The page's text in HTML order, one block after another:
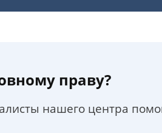
праву?
нашего центра